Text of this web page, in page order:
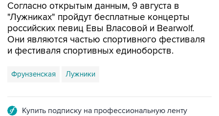
Согласно открытым данным, 9 августа в
"Лужниках" пройдут бесплатные концерты
российских певиц Евы Власовой и Bearwolf.
Они являются частью спортивного фестиваля
и фестиваля спортивных единоборств.
Фрунзенская Лужники
Купить подписку на профессиональную ленту